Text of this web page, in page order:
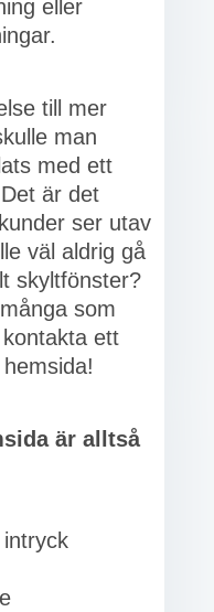
eller
till mer
man
med ett
är det
ser utav
väl aldrig gå
skyltfönster?
som
ett
är alltså